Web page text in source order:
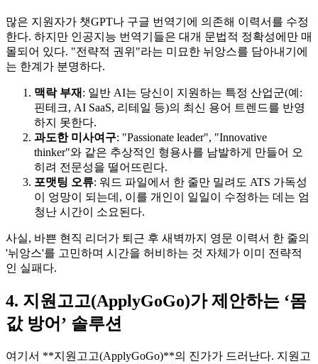
많은 지원자가 챗GPT나 구글 번역기에 의존해 이력서를 수정
한다. 하지만 인공지능 번역기들은 대개 문법적 정확성에만 매
몰되어 있다. "전략적 권위"라는 미묘한 뉘앙스를 담아내기에
는 한계가 분명하다.
맥락 부재 : 일반 AI는 당신이 지원하는 특정 산업군(예:
핀테크, AI SaaS, 리테일 등)의 최신 용어 트렌드를 반영
하지 못한다.
과도한 미사여구: "Passionate leader", "Innovative
thinker"와 같은 추상적인 형용사를 남발하게 만들어 오
히려 전문성을 떨어뜨린다.
포맷팅 오류: 워드 파일에서 한 줄만 밀려도 ATS 가독성
이 엉망이 되는데, 이를 개인이 일일이 수정하는 데는 엄
청난 시간이 소요된다.
사실, 바쁜 현직 리더가 퇴근 후 새벽까지 영문 이력서 한 줄의
'뉘앙스'를 고민하며 시간을 허비하는 것 자체가 이미 전략적
인 실패다.
4. 지원고고(ApplyGoGo)가 제안하는 ‘몸
값 방어’ 솔루션
여기서 ​**지원고고(ApplyGoGo)**의 진가가 드러난다. 지원고